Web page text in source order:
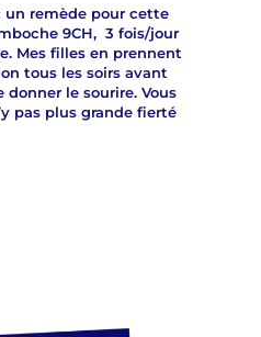
un remède pour cette
9CH, 3 fois/jour
Mes filles en prennent
tous les soirs avant
donner le sourire. Vous
pas plus grande fierté